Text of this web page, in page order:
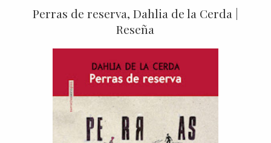
Perras de reserva, Dahlia de la Cerda |
Reseña